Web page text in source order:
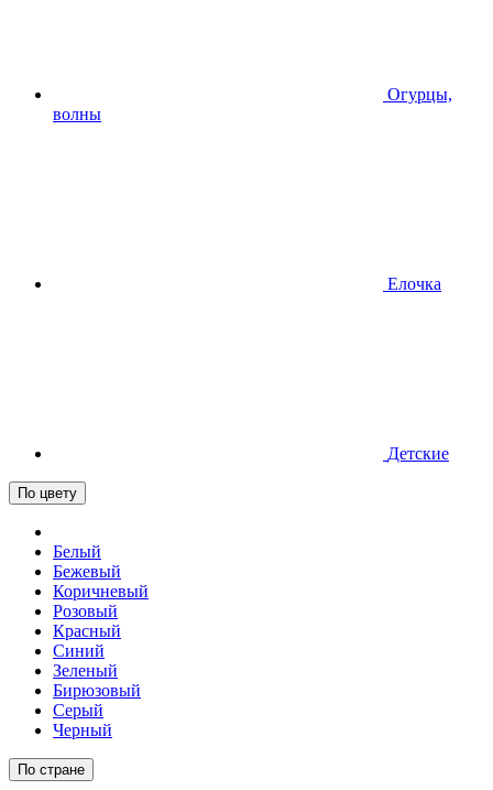
Огурцы,
волны
Елочка
Детские
По цвету
Белый
Бежевый
Коричневый
Розовый
Красный
Синий
Зеленый
Бирюзовый
Серый
Черный
По стране